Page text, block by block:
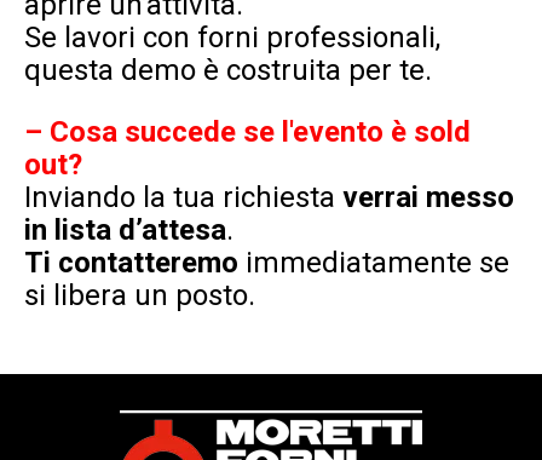
Se lavori con forni professionali,
questa demo è costruita per te.
– Cosa succede se l'evento è sold
out?
Inviando la tua richiesta verrai messo
in lista d’attesa.
Ti contatteremo immediatamente se
si libera un posto.